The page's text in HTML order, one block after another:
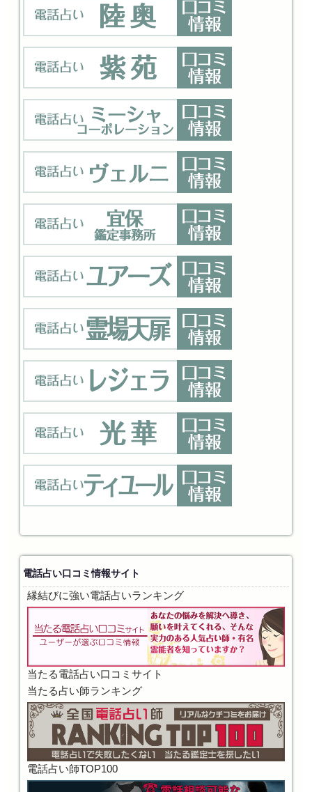
電話占い口コミ情報サイト
縁結びに強い電話占いランキング
当たる電話占い口コミサイト
当たる占い師ランキング
電話占い師TOP100